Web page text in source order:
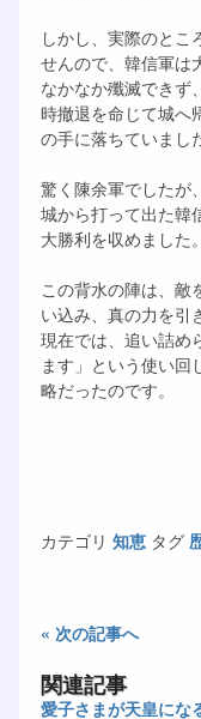
しかし、実際のとこ
せんので、韓信軍は
なかなか殲滅できず
時撤退を命じて城へ
の手に落ちていまし
驚く陳余軍でしたが
城から打って出た韓
大勝利を収めました。
この背水の陣は、敵
い込み、真の力を引
現在では、追い詰め
ます」という使い回
略だったのです。
カテゴリ 知恵 タグ
« 次の記事へ
関連記事
愛子さまが天皇にな